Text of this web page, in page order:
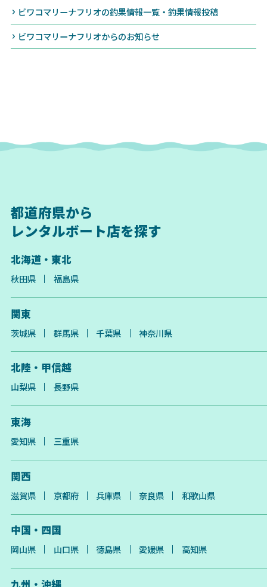
ビワコマリーナフリオの釣果情報一覧・釣果情報投稿
ビワコマリーナフリオからのお知らせ
都道府県から
レンタルボート店を探す
北海道・東北
秋田県 福島県
関東
茨城県 群馬県 千葉県 神奈川県
北陸・甲信越
山梨県 長野県
東海
愛知県 三重県
関西
滋賀県 京都府 兵庫県 奈良県 和歌山県
中国・四国
岡山県 山口県 徳島県 愛媛県 高知県
九州・沖縄